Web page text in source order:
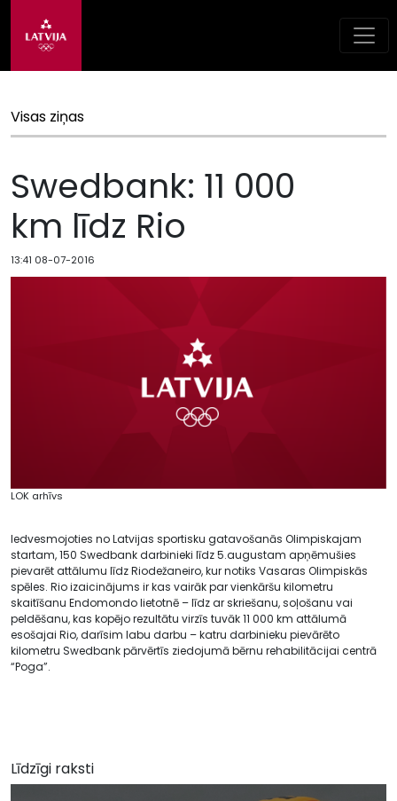
Visas ziņas
Swedbank: 11 000
km līdz Rio
13:41 08-07-2016
LOK arhīvs
Iedvesmojoties no Latvijas sportisku gatavošanās Olimpiskajam
startam, 150 Swedbank darbinieki līdz 5.augustam apņēmušies
pievarēt attālumu līdz Riodežaneiro, kur notiks Vasaras Olimpiskās
spēles. Rio izaicinājums ir kas vairāk par vienkāršu kilometru
skaitīšanu Endomondo lietotnē – līdz ar skriešanu, soļošanu vai
peldēšanu, kas kopējo rezultātu virzīs tuvāk 11 000 km attālumā
esošajai Rio, darīsim labu darbu – katru darbinieku pievārēto
kilometru Swedbank pārvērtīs ziedojumā bērnu rehabilitācijai centrā
“Poga”.
Līdzīgi raksti